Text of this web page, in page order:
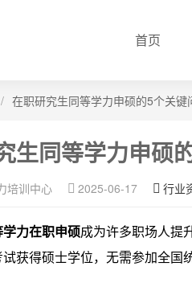
首页
/ 在职研究生同等学力申硕的5个关键
生同等学力申硕
培训中心 2025-06-17 行业
学力在职申硕成为许多职场人提
获得硕士学位，无需参加全国